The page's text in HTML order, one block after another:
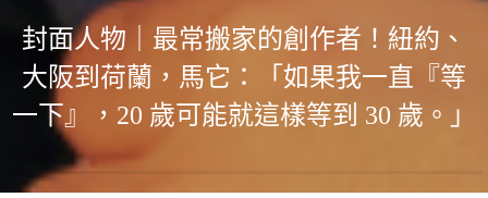
封面人物｜最常搬家的創作者！紐約、
大阪到荷蘭，馬它：「如果我一直『等
一下』，20 歲可能就這樣等到 30 歲。」